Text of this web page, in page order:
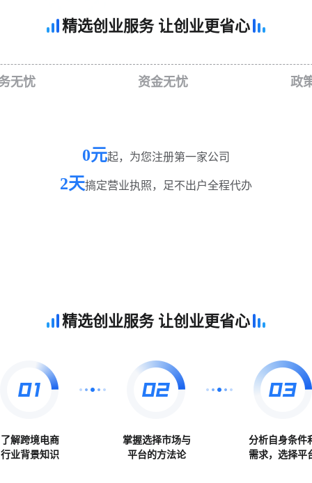
精选创业服务 让创业更省心
无忧 资金无忧 政
0元起，为您注册第一家公司
2天搞定营业执照，足不出户全程代办
精选创业服务 让创业更省心
了解跨境电商
行业背景知识
掌握选择市场与
平台的方法论
分析自身条件
需求，选择平